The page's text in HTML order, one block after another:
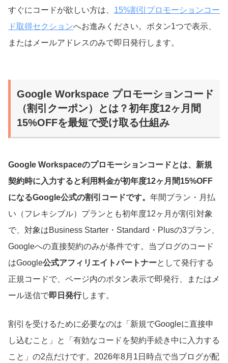
すぐにコードが欲しい方は、 15%割引プロモーションコー
ド取得セクションへお進みください。ボタン1つで表示、
またはメールアドレスのみで即日発行します。
Google Workspace プロモーションコード
（割引クーポン）とは？初年度12ヶ月間
15%OFFを最短で受け取る仕組み
Google Workspaceのプロモーションコードとは、新規
契約時に入力すると利用料金が初年度12ヶ月間15%OFF
になるGoogle公式の割引コードです。 年間プラン・月払
い（フレキシブル）プランとも初年度12ヶ月が割引対象
で、対象はBusiness Starter・Standard・Plusの3プラン、
Googleへの直接契約のみが条件です。当ブログのコード
はGoogle公式アフィリエイトパートナーとして発行する
正規コードで、ページ内のボタン表示で即発行、またはメ
ール送信で即日発行します。
割引を受けるために必要なのは「新規でGoogleに直接申
し込むこと」と「有効なコードを契約手続き中に入力する
こと」の2点だけです。 2026年8月1日 時点で当ブログが配